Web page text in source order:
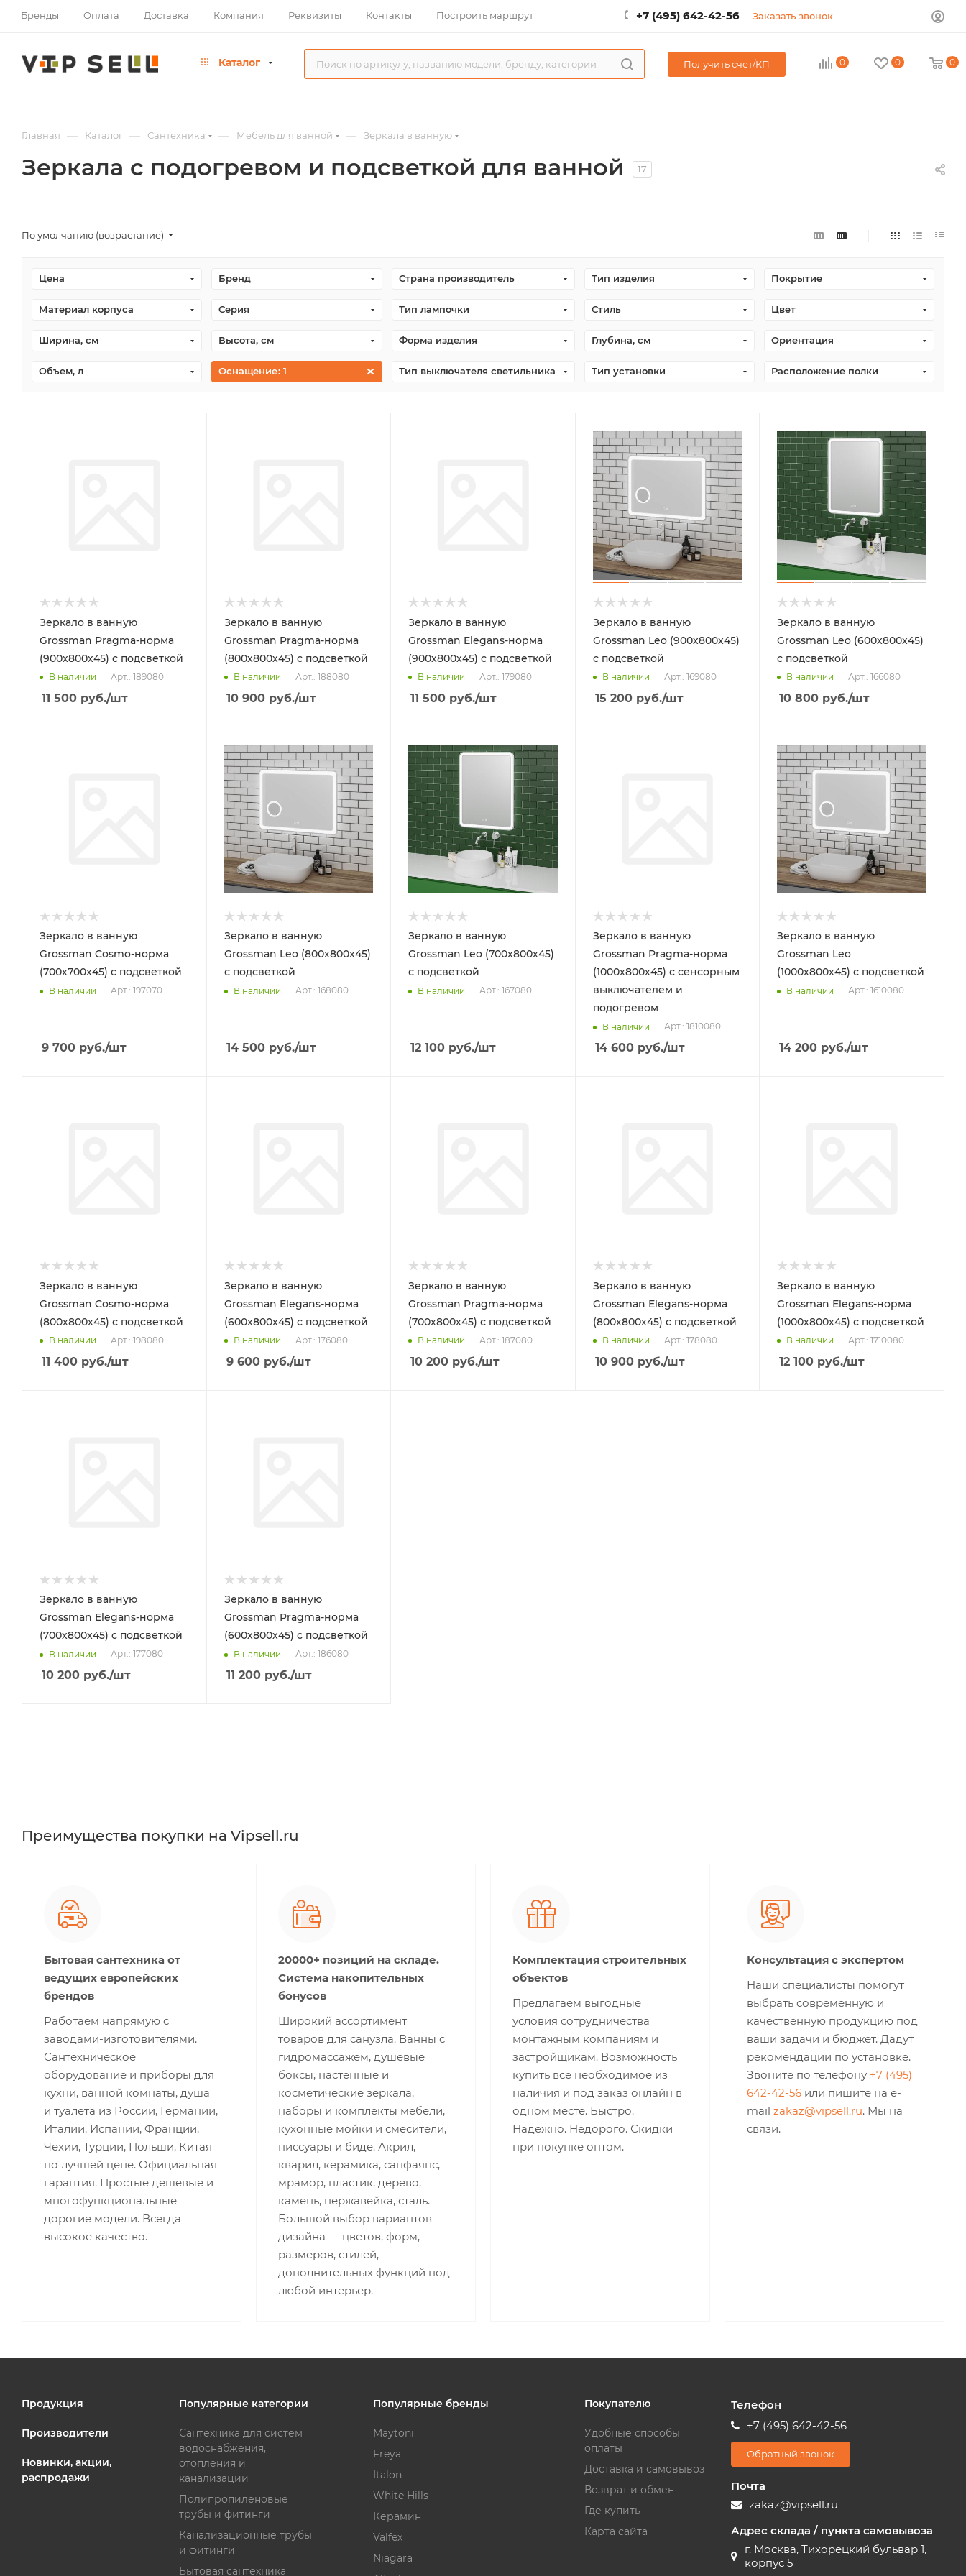
Бренды Оплата Доставка Компания Реквизиты Контакты Построить маршрут +7 (495) 642-42-56 Заказать звонок
Каталог Получить счет/КП 0 0 0
Главная — Каталог — Сантехника — Мебель для ванной — Зеркала в ванную
Зеркала с подогревом и подсветкой для ванной 17
По умолчанию (возрастание)
Цена Бренд Страна производитель Тип изделия Покрытие
Материал корпуса Серия Тип лампочки Стиль Цвет
Ширина, см Высота, см Форма изделия Глубина, см Ориентация
Объем, л Оснащение: 1 Тип выключателя светильника Тип установки Расположение полки
Зеркало в ванную
Grossman Pragma-норма
(900х800х45) с подсветкой
В наличии Арт.: 189080
11 500 руб./шт
Зеркало в ванную
Grossman Pragma-норма
(800х800х45) с подсветкой
В наличии Арт.: 188080
10 900руб./шт
Зеркало в ванную
Grossman Elegans-норма
(900х800х45) с подсветкой
В наличии Арт.: 179080
11 500 руб./шт
Зеркало в ванную
Grossman Leo (900х800х45)
с подсветкой
В наличии Арт.: 169080
15 200руб./шт
Зеркало в ванную
Grossman Leo (600х800х45)
с подсветкой
В наличии Арт.: 166080
10 800 руб./шт
Зеркало в ванную
Grossman Cosmo-норма
(700х700х45) с подсветкой
В наличии Арт.: 197070
9 700 руб./шт
Зеркало в ванную
Grossman Leo (800х800х45)
с подсветкой
В наличии Арт.: 168080
14 500руб./шт
Зеркало в ванную
Grossman Leo (700х800х45)
с подсветкой
В наличии Арт.: 167080
12 100 руб./шт
Зеркало в ванную
Grossman Pragma-норма
(1000х800х45) с сенсорным
выключателем и
подогревом
В наличии Арт.: 1810080
14 600руб./шт
Зеркало в ванную
Grossman Leo
(1000х800х45) с подсветкой
В наличии Арт.: 1610080
14 200 руб./шт
Зеркало в ванную
Grossman Cosmo-норма
(800х800х45) с подсветкой
В наличии Арт.: 198080
11 400 руб./шт
Зеркало в ванную
Grossman Elegans-норма
(600х800х45) с подсветкой
В наличии Арт.: 176080
9 600руб./шт
Зеркало в ванную
Grossman Pragma-норма
(700х800х45) с подсветкой
В наличии Арт.: 187080
10 200 руб./шт
Зеркало в ванную
Grossman Elegans-норма
(800х800х45) с подсветкой
В наличии Арт.: 178080
10 900руб./шт
Зеркало в ванную
Grossman Elegans-норма
(1000х800х45) с подсветкой
В наличии Арт.: 1710080
12 100 руб./шт
Зеркало в ванную
Grossman Elegans-норма
(700х800х45) с подсветкой
В наличии Арт.: 177080
10 200 руб./шт
Зеркало в ванную
Grossman Pragma-норма
(600х800х45) с подсветкой
В наличии Арт.: 186080
11 200руб./шт
Преимущества покупки на Vipsell.ru
Бытовая сантехника от
ведущих европейских
брендов
Работаем напрямую с
заводами-изготовителями.
Сантехническое
оборудование и приборы для
кухни, ванной комнаты, душа
и туалета из России, Германии,
Италии, Испании, Франции,
Чехии, Турции, Польши, Китая
по лучшей цене. Официальная
гарантия. Простые дешевые и
многофункциональные
дорогие модели. Всегда
высокое качество.
20000+ позиций на складе.
Система накопительных
бонусов
Широкий ассортимент
товаров для санузла. Ванны с
гидромассажем, душевые
боксы, настенные и
косметические зеркала,
наборы и комплекты мебели,
кухонные мойки и смесители,
писсуары и биде. Акрил,
кварил, керамика, санфаянс,
мрамор, пластик, дерево,
камень, нержавейка, сталь.
Большой выбор вариантов
дизайна — цветов, форм,
размеров, стилей,
дополнительных функций под
любой интерьер.
Комплектация строительных
объектов
Предлагаем выгодные
условия сотрудничества
монтажным компаниям и
застройщикам. Возможность
купить все необходимое из
наличия и под заказ онлайн в
одном месте. Быстро.
Надежно. Недорого. Скидки
при покупке оптом.
Консультация с экспертом
Наши специалисты помогут
выбрать современную и
качественную продукцию под
ваши задачи и бюджет. Дадут
рекомендации по установке.
Звоните по телефону +7 (495)
642-42-56 или пишите на e-
mail zakaz@vipsell.ru. Мы на
связи.
Продукция
Производители
Новинки, акции,
распродажи
Популярные категории
Сантехника для систем
водоснабжения,
отопления и
канализации
Полипропиленовые
трубы и фитинги
Канализационные трубы
и фитинги
Бытовая сантехника
Популярные бренды
Maytoni
Freya
Italon
White Hills
Керамин
Valfex
Niagara
Покупателю
Удобные способы
оплаты
Доставка и самовывоз
Возврат и обмен
Где купить
Карта сайта
Телефон
+7 (495) 642-42-56
Обратный звонок
Почта
zakaz@vipsell.ru
Адрес склада / пункта самовывоза
г. Москва, Тихорецкий бульвар 1,
корпус 5